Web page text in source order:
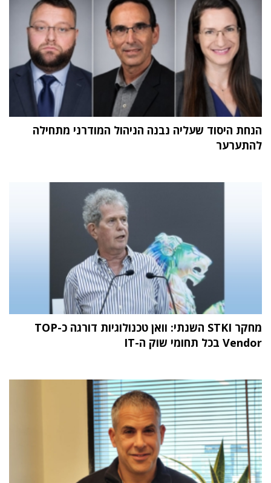
הנחת היסוד שעליה נבנה הניהול המודרני מתחילה
להתערער
מחקר STKI השנתי: וואן טכנולוגיות דורגה כ-TOP
Vendor בכל תחומי שוק ה-IT